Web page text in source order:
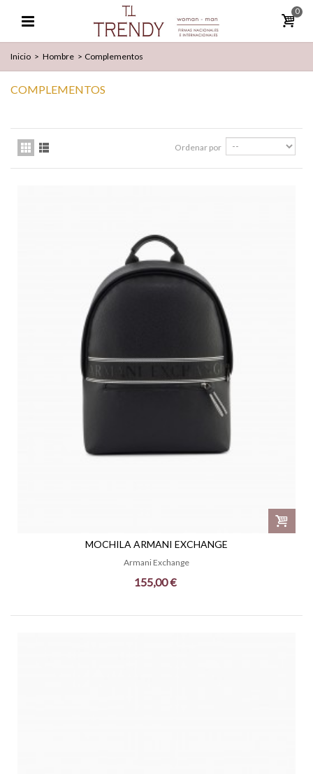
0
Inicio > Hombre > Complementos
COMPLEMENTOS
Ordenar por
MOCHILA ARMANI EXCHANGE
Armani Exchange
155,00 €